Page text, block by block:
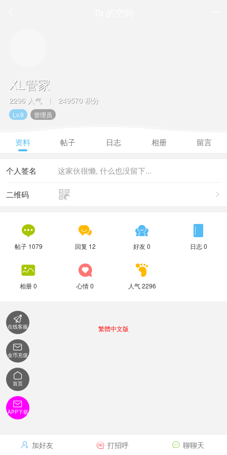
XL管家
2296 人气 | 249570 积分
Lv.9 管理员
资料 帖子 日志 相册 留言
这家伙很懒, 什么也没留下...
个人签名


二维码

帖子 1079

回复 12

好友 0

日志 0

相册 0

心情 0

人气 2296
 加好友  打招呼  聊聊天
繁體中文版

在线客服

金币充值

首页

APP下载